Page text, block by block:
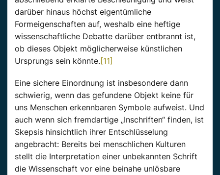
darüber hinaus höchst eigentümliche
Formeigenschaften auf, weshalb eine heftige
wissenschaftliche Debatte darüber entbrannt ist,
ob dieses Objekt möglicherweise künstlichen
Ursprungs sein könnte.[11]
Eine sichere Einordnung ist insbesondere dann
schwierig, wenn das gefundene Objekt keine für
uns Menschen erkennbaren Symbole aufweist. Und
auch wenn sich fremdartige „Inschriften“ finden, ist
Skepsis hinsichtlich ihrer Entschlüsselung
angebracht: Bereits bei menschlichen Kulturen
stellt die Interpretation einer unbekannten Schrift
die Wissenschaft vor eine beinahe unlösbare